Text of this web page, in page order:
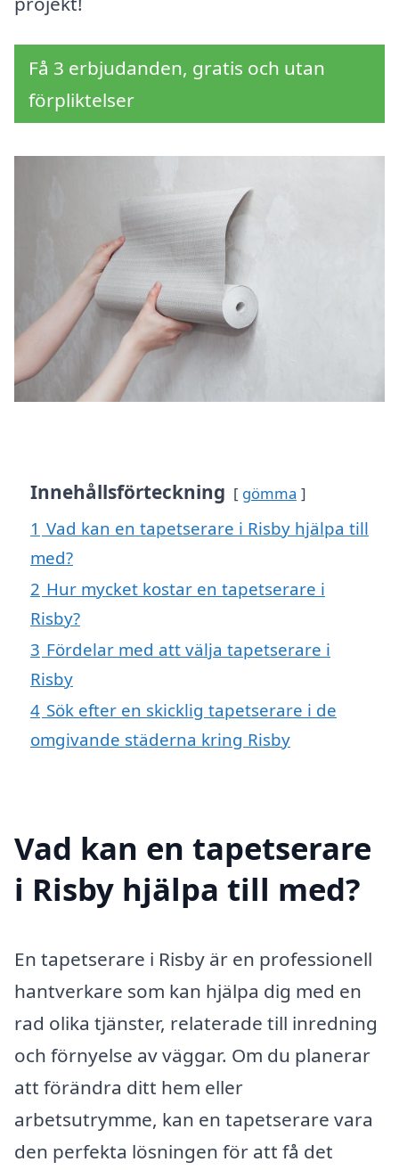
Få 3 erbjudanden, gratis och utan
förpliktelser
Innehållsförteckning gömma
1 Vad kan en tapetserare i Risby hjälpa till
med?
2 Hur mycket kostar en tapetserare i
Risby?
3 Fördelar med att välja tapetserare i
Risby
4 Sök efter en skicklig tapetserare i de
omgivande städerna kring Risby
Vad kan en tapetserare
i Risby hjälpa till med?
En tapetserare i Risby är en professionell
hantverkare som kan hjälpa dig med en
rad olika tjänster, relaterade till inredning
och förnyelse av väggar. Om du planerar
att förändra ditt hem eller
arbetsutrymme, kan en tapetserare vara
den perfekta lösningen för att få det